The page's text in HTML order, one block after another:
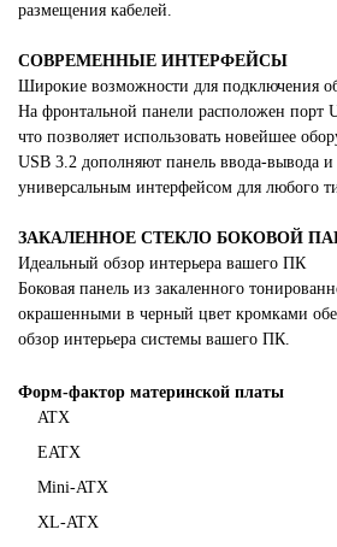
размещения кабелей.
СОВРЕМЕННЫЕ ИНТЕРФЕЙСЫ
Широкие возможности для подключения
На фронтальной панели расположен порт
что позволяет использовать новейшее
USB 3.2 дополняют панель ввода-вывода и
универсальным интерфейсом для любого
ЗАКАЛЕННОЕ СТЕКЛО БОКОВОЙ
Идеальный обзор интерьера вашего ПК
Боковая панель из закаленного
окрашенными в черный цвет кромками
обзор интерьера системы вашего ПК.
Форм-фактор материнской платы
ATX
EATX
Mini-ATX
XL-ATX